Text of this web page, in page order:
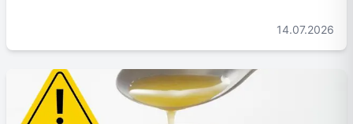
14.07.2026